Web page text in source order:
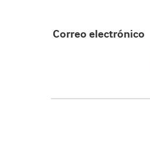
Correo electrónico